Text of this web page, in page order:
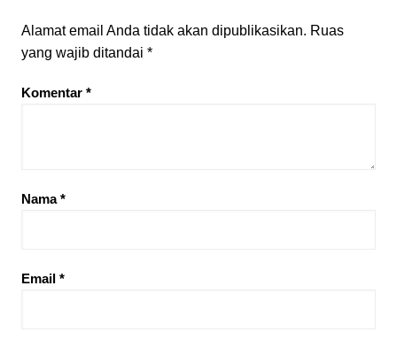
Alamat email Anda tidak akan dipublikasikan. Ruas
yang wajib ditandai *
Komentar *
Nama*
Email *